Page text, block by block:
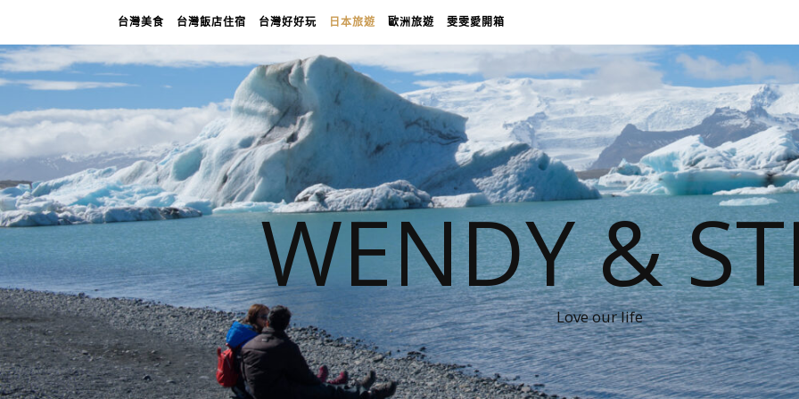
台灣美食 台灣飯店住宿 台灣好好玩 日本旅遊 歐洲旅遊 雯雯愛開箱
WENDY &
Love our life